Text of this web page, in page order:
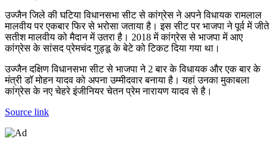
उज्जैन जिले की घटिया विधानसभा सीट से कांग्रेस ने अपने विधायक रामलाल
मालवीय पर एकबार फिर से भरोसा जताया है। इस सीट पर भाजपा ने पूर्व में जीते
सतीश मालवीय को मैदान में उतरा है। 2018 में कांग्रेस से भाजपा में आए
कांग्रेस के सांसद प्रेमचंद गुड्डू के बेटे को टिकट दिया गया था।
उज्जैन दक्षिण विधानसभा सीट से भाजपा ने 2 बार के विधायक और एक बार के
मंत्री डॉ मोहन यादव को अपना उम्मीदवार बनाया है। यहां उनका मुकाबला
कांग्रेस के नए चेहरे इंजीनियर चेतन प्रेम नारायण यादव से है।
Source link